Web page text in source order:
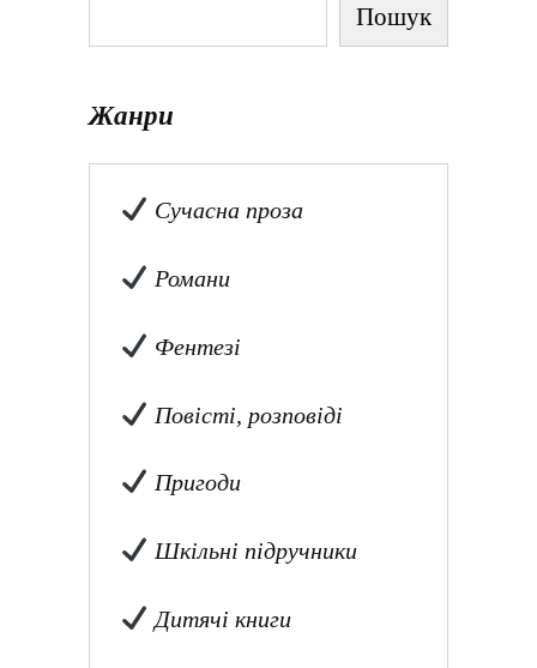
Пошук
Жанри
Сучасна проза
Романи
Фентезі
Повісті, розповіді
Пригоди
Шкільні підручники
Дитячі книги